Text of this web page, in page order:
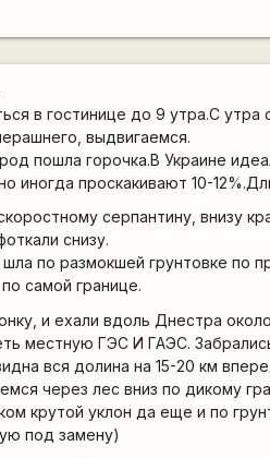
в гостинице до 9 утра.С
выдвигаемся.
пошла горочка.В Украине
иногда проскакивают 10-
серпантину, внизу
снизу.
по размокшей грунтовке по
самой границе.
и ехали вдоль Днестра
местную ГЭС И ГАЭС.
вся долина на 15-20 км
через лес вниз по дикому
крутой уклон да еще и по
под замену)